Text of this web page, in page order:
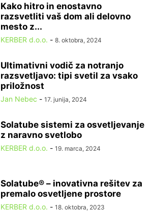
Kako hitro in enostavno
razsvetliti vaš dom ali delovno
mesto z...
KERBER d.o.o. - 8. oktobra, 2024
Ultimativni vodič za notranjo
razsvetljavo: tipi svetil za vsako
priložnost
Jan Nebec - 17. junija, 2024
Solatube sistemi za osvetljevanje
z naravno svetlobo
KERBER d.o.o. - 19. marca, 2024
Solatube® – inovativna rešitev za
premalo osvetljene prostore
KERBER d.o.o. - 18. oktobra, 2023